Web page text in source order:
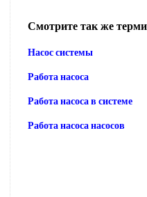
Смотрите так же
Насос системы
Работа насоса
Работа насоса в системе
Работа насоса насосов